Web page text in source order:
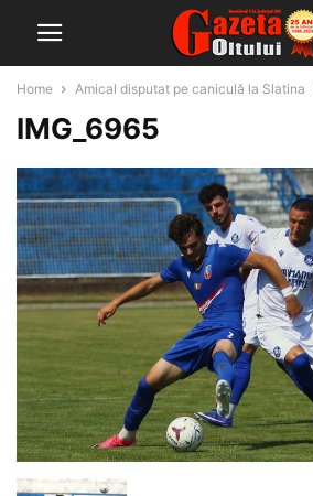
Home Amical disputat pe caniculă la Slatina
IMG_6965